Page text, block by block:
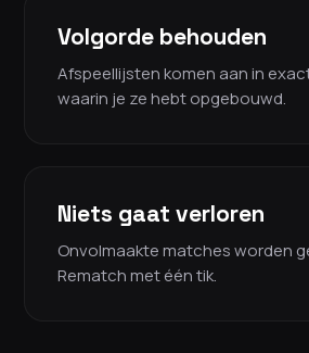
Volgorde behouden
Afspeellijsten komen aan in
waarin je ze hebt opgebouwd.
Niets gaat verloren
Onvolmaakte matches worden
Rematch met één tik.